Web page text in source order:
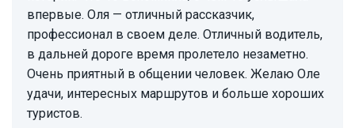
впервые. Оля — отличный рассказчик,
профессионал в своем деле. Отличный водитель,
в дальней дороге время пролетело незаметно.
Очень приятный в общении человек. Желаю Оле
удачи, интересных маршрутов и больше хороших
туристов.